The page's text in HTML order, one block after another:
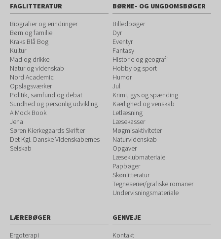
FAGLITTERATUR
Biografier og erindringer
Børn og familie
Kraks Blå Bog
Kultur
Mad og drikke
Natur og videnskab
Nord Academic
Opslagsværker
Politik, samfund og debat
Sundhed og personlig udvikling
A Mock Book
Jena
Søren Kierkegaards Skrifter
Det Kgl. Danske Videnskabernes
Selskab
BØRNE- OG UNGDOMSBØGER
Billedbøger
Dyr
Eventyr
Fantasy
Historie og geografi
Hobby og sport
Humor
Jul
Krimi, gys og spænding
Kærlighed og venskab
Letlæsning
Læsekasser
Møgmisaktiviteter
Naturvidenskab
Opgaver
Læseklubmateriale
Papbøger
Skønlitteratur
Tegneserier/grafiske romaner
Undervisningsmateriale
LÆREBØGER
Ergoterapi
GENVEJE
Kontakt